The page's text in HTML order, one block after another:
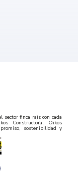
sector finca raíz con cada
Constructora, Oikos
sostenibilidad y